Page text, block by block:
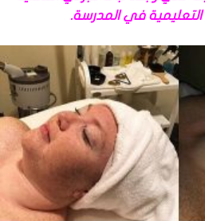
التعليمية في المدرسة.